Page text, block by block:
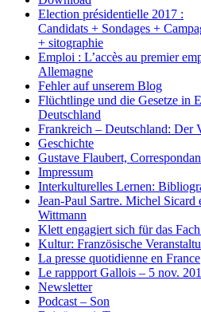
Election présidentielle 2017 :
Candidats + Sondages +
+ sitographie
Emploi : L’accès au premier
Allemagne
Fehler auf unserem Blog
Flüchtlinge und die Gesetze in
Deutschland
Frankreich – Deutschland: Der
Geschichte
Gustave Flaubert,
Impressum
Interkulturelles Lernen:
Jean-Paul Sartre. Michel Sicard
Wittmann
Klett engagiert sich für das
Kultur: Französische
La presse quotidienne en France
Le rappport Gallois – 5 nov.
Newsletter
Podcast – Son